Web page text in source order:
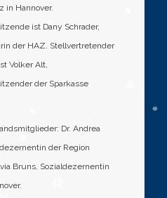
in Hannover.
ist Dany Schrader,
der HAZ. Stellvertretender
Volker Alt,
der Sparkasse
Dr. Andrea
der Region
Bruns, Sozialdezernentin